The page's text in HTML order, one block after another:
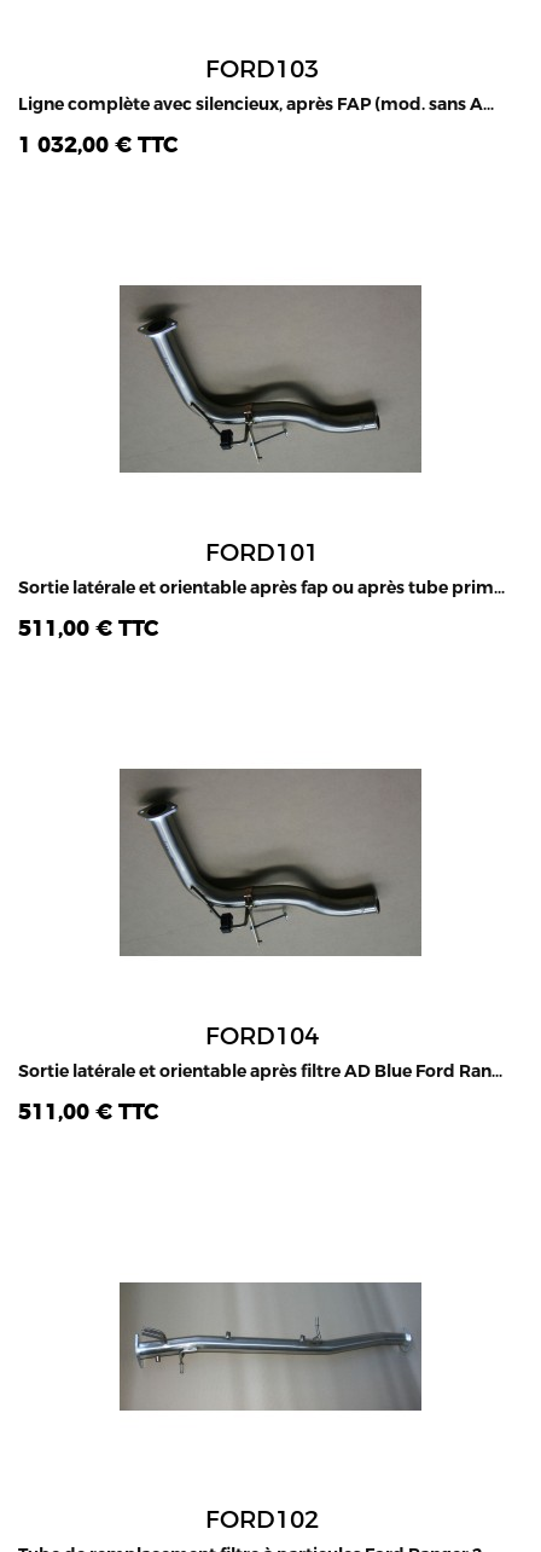
FORD103
Ligne complète avec silencieux, après FAP (mod. sans AD Blue) ou après tube primaire, Ford Ranger 2.2L & 3.2L TDCI, 2011-2019
1 032,00 € TTC
FORD101
Sortie latérale et orientable après fap ou après tube primaire (mod. sans fap), Ford Ranger 2.2L & 3.2L TDCI, 2011-2019
511,00 € TTC
FORD104
Sortie latérale et orientable après filtre AD Blue Ford Ranger 2.2L & 3.2L TDCI, 2016-2019
511,00 € TTC
FORD102